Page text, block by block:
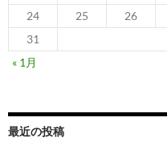
24
25 26
31
« 1月
最近の投稿